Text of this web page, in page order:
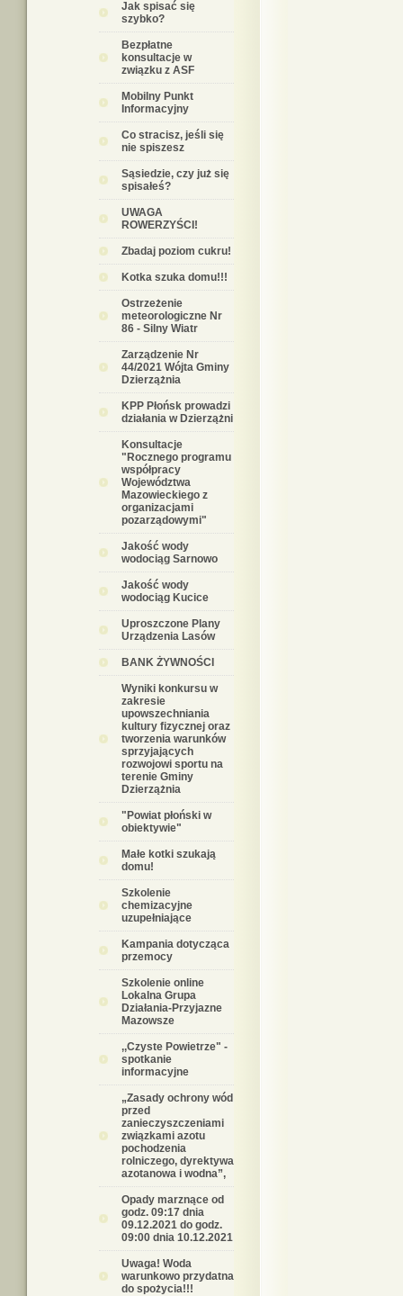
Jak spisać się
szybko?
Bezpłatne
konsultacje w
związku z ASF
Mobilny Punkt
Informacyjny
Co stracisz, jeśli się
nie spiszesz
Sąsiedzie, czy już się
spisałeś?
UWAGA
ROWERZYŚCI!
Zbadaj poziom cukru!
Kotka szuka domu!!!
Ostrzeżenie
meteorologiczne Nr
86 - Silny Wiatr
Zarządzenie Nr
44/2021 Wójta Gminy
Dzierzążnia
KPP Płońsk prowadzi
działania w Dzierzążni
Konsultacje
"Rocznego programu
współpracy
Województwa
Mazowieckiego z
organizacjami
pozarządowymi"
Jakość wody
wodociąg Sarnowo
Jakość wody
wodociąg Kucice
Uproszczone Plany
Urządzenia Lasów
BANK ŻYWNOŚCI
Wyniki konkursu w
zakresie
upowszechniania
kultury fizycznej oraz
tworzenia warunków
sprzyjających
rozwojowi sportu na
terenie Gminy
Dzierzążnia
"Powiat płoński w
obiektywie"
Małe kotki szukają
domu!
Szkolenie
chemizacyjne
uzupełniające
Kampania dotycząca
przemocy
Szkolenie online
Lokalna Grupa
Działania-Przyjazne
Mazowsze
,,Czyste Powietrze" -
spotkanie
informacyjne
„Zasady ochrony wód
przed
zanieczyszczeniami
związkami azotu
pochodzenia
rolniczego, dyrektywa
azotanowa i wodna”,
Opady marznące od
godz. 09:17 dnia
09.12.2021 do godz.
09:00 dnia 10.12.2021
Uwaga! Woda
warunkowo przydatna
do spożycia!!!